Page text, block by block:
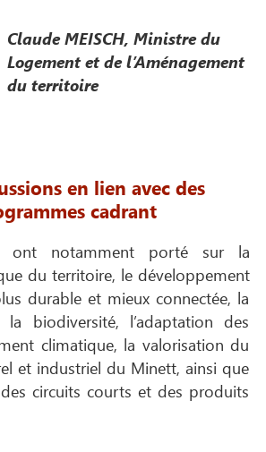
Claude MEISCH, Ministre du
Logement et de l’Aménagement
du territoire
en lien avec des
cadrant
ont notamment porté sur la
du territoire, le développement
durable et mieux connectée, la
biodiversité, l’adaptation des
climatique, la valorisation du
et industriel du Minett, ainsi que
circuits courts et des produits